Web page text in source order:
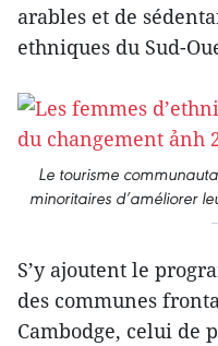
arables et de
ethniques du Sud-
Le tourisme
minoritaires d’améliorer
S’y ajoutent le
des communes
Cambodge, celui de